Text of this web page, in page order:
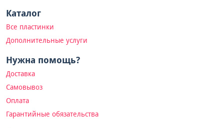
Каталог
Все пластинки
Дополнительные услуги
Нужна помощь?
Доставка
Самовывоз
Оплата
Гарантийные обязательства